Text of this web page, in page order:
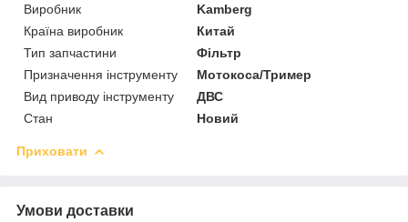
Виробник
Kamberg
Країна виробник
Китай
Тип запчастини
Фільтр
Призначення інструменту
Мотокоса/Тример
Вид приводу інструменту
ДВС
Стан
Новий
Приховати
Умови доставки